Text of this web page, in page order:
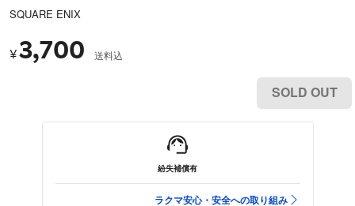
SQUARE ENIX
¥3,700 送料込
SOLD OUT
紛失補償有
ラクマ安心・安全への取り組み